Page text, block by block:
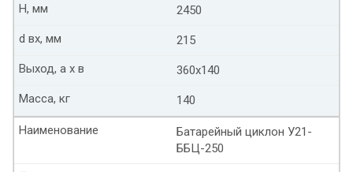
2450
Н, мм
215
d вх, мм
360х140
Выход, а х в
140
Масса, кг
Батарейный циклон У21-
ББЦ-250
Наименование